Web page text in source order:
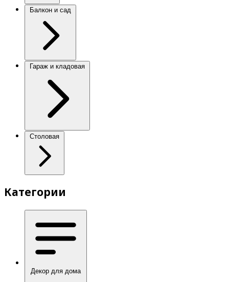
Балкон и сад
Гараж и кладовая
Столовая
Категории
Декор для дома